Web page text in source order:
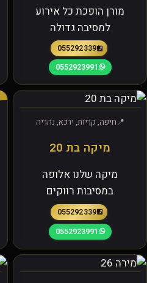
מורן הופכת כל אירוע
למסיבה גדולה
0552923391
0552923991
חיפה, קריות, ירכא, נהריה
מיקה בת 20
מיקה שלנו אלופה
במסיבות רווקים
0552923391
0552923991